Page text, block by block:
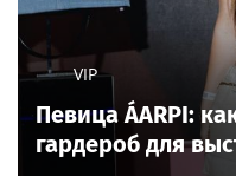
VIP
Певица ÁARPI:
гардероб для